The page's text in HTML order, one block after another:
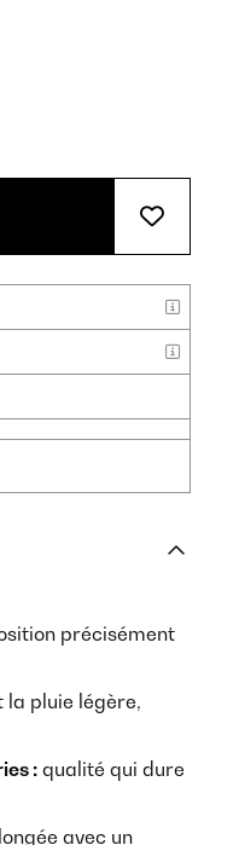
précisément
la pluie légère,
: qualité qui dure
avec un